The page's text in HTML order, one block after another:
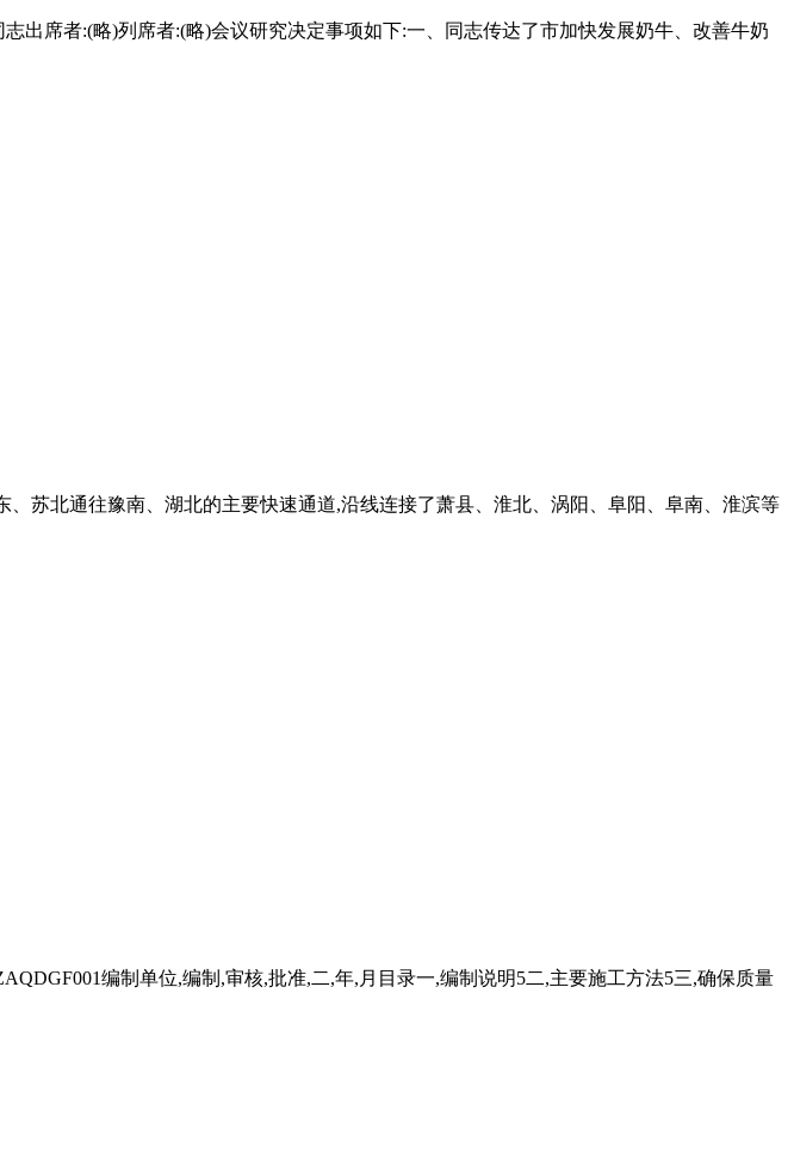
出席者:(略)列席者:(略)会议研究决定事项如下:一、同志传达了市加快发展奶牛、改善牛奶
苏北通往豫南、湖北的主要快速通道,沿线连接了萧县、淮北、涡阳、阜阳、阜南、淮滨等
编制单位,编制,审核,批准,二,年,月目录一,编制说明5二,主要施工方法5三,确保质量